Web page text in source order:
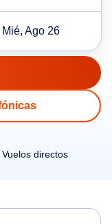
Mié, Ago 26
Vuelos directos